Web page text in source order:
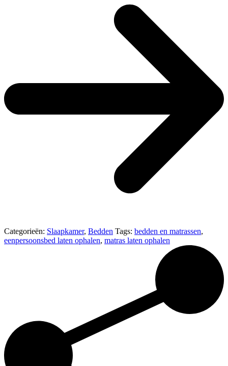
Categorieën: Slaapkamer, Bedden Tags: bedden en matrassen,
eenpersoonsbed laten ophalen, matras laten ophalen